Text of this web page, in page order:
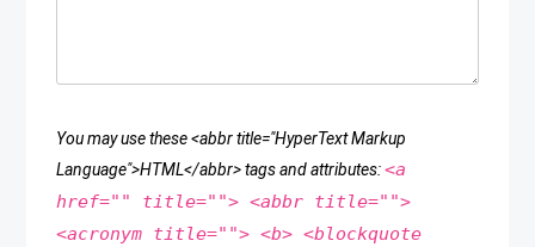
You may use these <abbr title="HyperText Markup
Language">HTML</abbr> tags and attributes:<a
href="" title=""> <abbr title="">
<acronym title=""> <b> <blockquote